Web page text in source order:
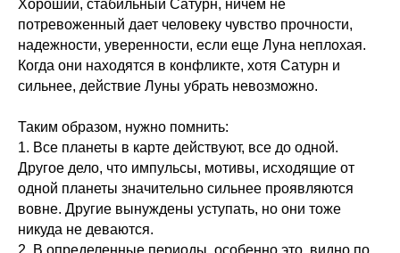
Хороший, стабильный Сатурн, ничем не
потревоженный дает человеку чувство прочности,
надежности, уверенности, если еще Луна неплохая.
Когда они находятся в конфликте, хотя Сатурн и
сильнее, действие Луны убрать невозможно.
Таким образом, нужно помнить:
1. Все планеты в карте действуют, все до одной.
Другое дело, что импульсы, мотивы, исходящие от
одной планеты значительно сильнее проявляются
вовне. Другие вынуждены уступать, но они тоже
никуда не деваются.
2. В определенные периоды, особенно это, видно по